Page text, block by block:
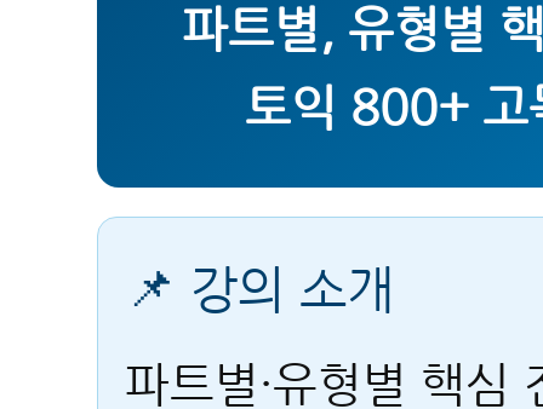
파트별, 유형별
토익 800+ 고
📌 강의 소개
파트별·유형별 핵심